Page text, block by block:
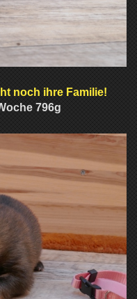
noch ihre Familie!
796g